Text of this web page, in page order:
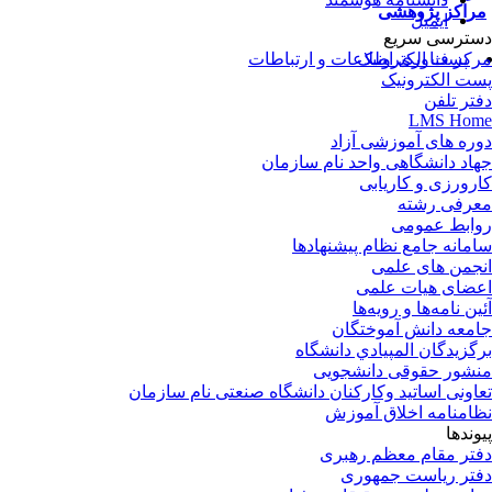
ایمیل
پست الکترونیک
پژوهشی
سریع
فناوری اطلاعات و ارتباطات
الکترونیک
تلفن
LMS
های آموزشی آزاد
دانشگاهی واحد نام سازمان
و کاریابی
رشته
عمومی
جامع نظام پیشنهادها
های علمی
هیات علمی
نامه‌ها و رویه‌ها
دانش آموختگان
المپيادي دانشگاه
حقوقی دانشجویی
اساتید وکارکنان دانشگاه صنعتی نام سازمان
اخلاق آموزش
مقام معظم رهبری
ریاست جمهوری